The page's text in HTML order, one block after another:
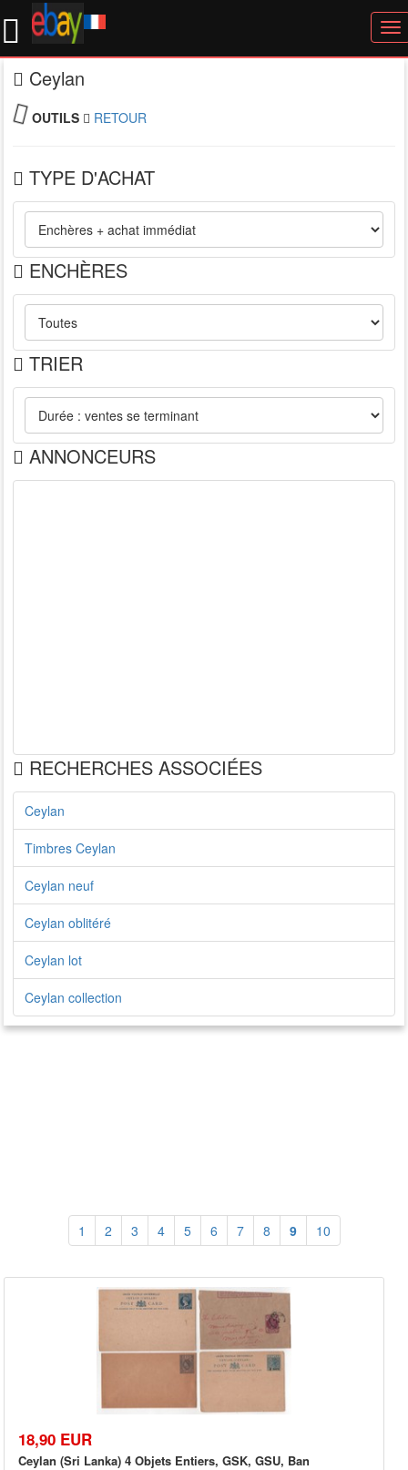
Ceylan
OUTILS RETOUR
TYPE D'ACHAT
ENCHÈRES
TRIER
ANNONCEURS
RECHERCHES ASSOCIÉES
Ceylan
Timbres Ceylan
Ceylan neuf
Ceylan oblitéré
Ceylan lot
Ceylan collection
1 2 3 4 5 6 7 8 9 10
18,90 EUR
Ceylan (Sri Lanka) 4 Objets Entiers, GSK, GSU, Ban